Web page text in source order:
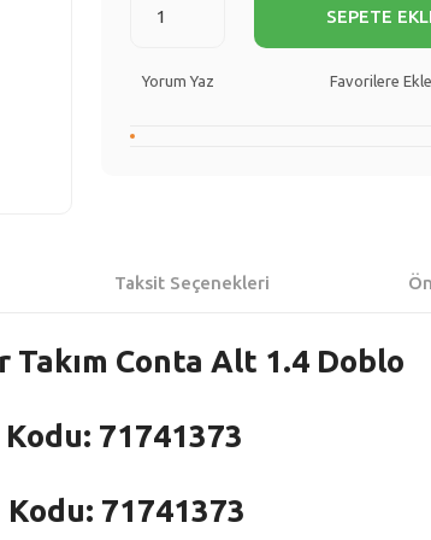
SEPETE
Yorum Yaz
Taksit Seçenekleri
Takım Conta Alt 1.4 Doblo
71741373
Kodu: 71741373